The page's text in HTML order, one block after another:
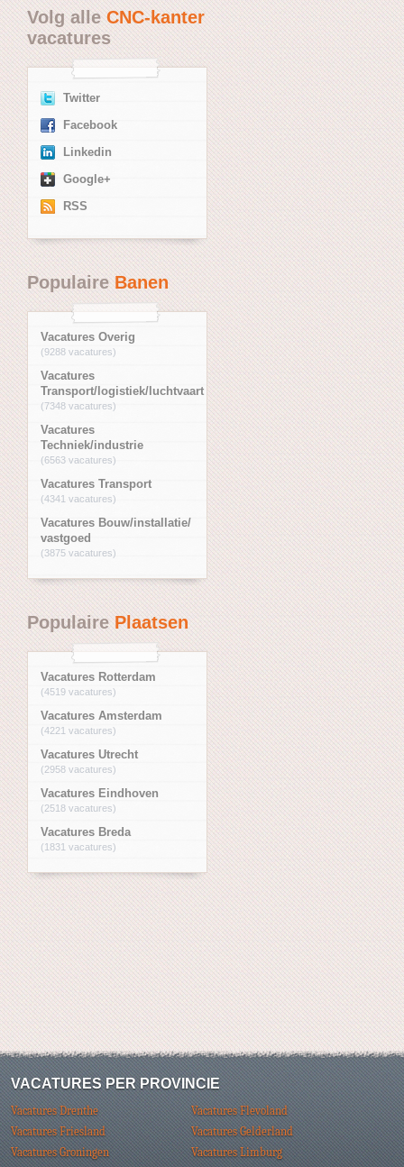
Volg alleCNC-kanter
vacatures
Twitter
Facebook
Linkedin
Google+
RSS
PopulaireBanen
Vacatures Overig
(9288 vacatures)
Vacatures
Transport/logistiek/luchtvaart
(7348 vacatures)
Vacatures
Techniek/industrie
(6563 vacatures)
Vacatures Transport
(4341 vacatures)
Vacatures Bouw/installatie/
vastgoed
(3875 vacatures)
PopulairePlaatsen
Vacatures Rotterdam
(4519 vacatures)
Vacatures Amsterdam
(4221 vacatures)
Vacatures Utrecht
(2958 vacatures)
Vacatures Eindhoven
(2518 vacatures)
Vacatures Breda
(1831 vacatures)
VACATURES PER PROVINCIE
Vacatures Drenthe
Vacatures Flevoland
Vacatures Friesland
Vacatures Gelderland
Vacatures Groningen
Vacatures Limburg